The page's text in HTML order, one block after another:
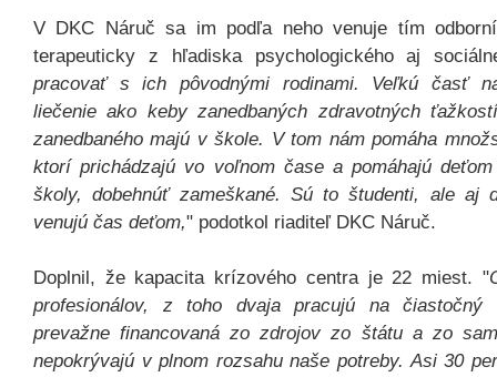
V DKC Náruč sa im podľa neho venuje tím
terapeuticky z hľadiska psychologického aj
pracovať s ich pôvodnými rodinami. Veľkú časť
liečenie ako keby zanedbaných zdravotných
zanedbaného majú v škole. V tom nám pomáha
ktorí prichádzajú vo voľnom čase a pomáhajú
školy, dobehnúť zameškané. Sú to študenti, ale aj
venujú čas deťom," podotkol riaditeľ DKC Náruč.
Doplnil, že kapacita krízového centra je 22 miest. "
profesionálov, z toho dvaja pracujú na čiastočný
prevažne financovaná zo zdrojov zo štátu a zo
nepokrývajú v plnom rozsahu naše potreby. Asi 30